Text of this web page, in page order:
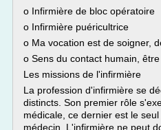
o Infirmière de bloc opératoire
o Infirmière puéricultrice
o Ma vocation est de soigner,
o Sens du contact humain,
Les missions de l'infirmière
La profession d'infirmière se
distincts. Son premier rôle
médicale, ce dernier est le
médecin. L'infirmière ne peut